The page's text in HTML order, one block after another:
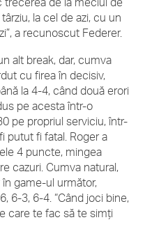
la cel de azi, cu un
a recunoscut Federer.
alt break, dar, cumva
cu firea în decisiv,
la 4-4, când două erori
pe acesta într-o
pe propriul serviciu, într-
putut fi fatal. Roger a
4 puncte, mingea
cazuri. Cumva natural,
game-ul următor,
6-3, 6-4. “Când joci bine,
care te fac să te simţi